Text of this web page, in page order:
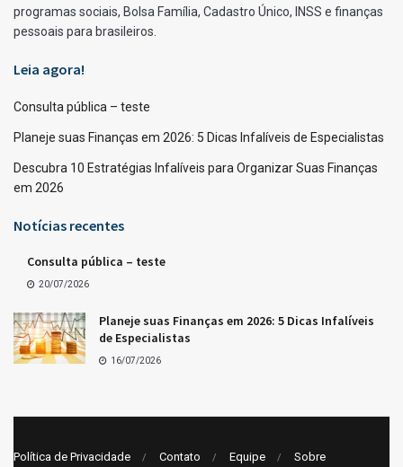
programas sociais, Bolsa Família, Cadastro Único, INSS e finanças
pessoais para brasileiros.
Leia agora!
Consulta pública – teste
Planeje suas Finanças em 2026: 5 Dicas Infalíveis de Especialistas
Descubra 10 Estratégias Infalíveis para Organizar Suas Finanças
em 2026
Notícias recentes
Consulta pública – teste
20/07/2026
Planeje suas Finanças em 2026: 5 Dicas Infalíveis
de Especialistas
16/07/2026
Política de Privacidade Contato Equipe Sobre